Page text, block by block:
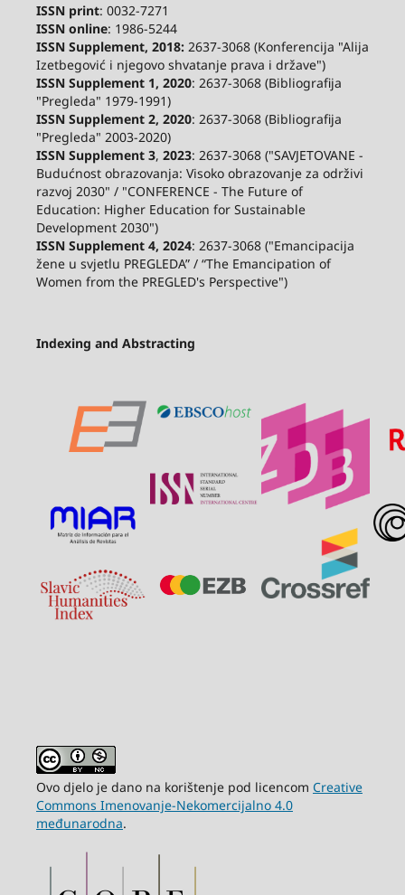
ISSN print: 0032-7271
ISSN online: 1986-5244
ISSN Supplement, 2018:2637-3068 (Konferencija "Alija
Izetbegović i njegovo shvatanje prava i države")
ISSN Supplement 1, 2020: 2637-3068 (Bibliografija
"Pregleda" 1979-1991)
ISSN Supplement 2, 2020: 2637-3068 (Bibliografija
"Pregleda" 2003-2020)
ISSN Supplement 3, 2023: 2637-3068 ("SAVJETOVANE -
Budućnost obrazovanja: Visoko obrazovanje za održivi
razvoj 2030" / "CONFERENCE - The Future of
Education: Higher Education for Sustainable
Development 2030")
ISSN Supplement 4, 2024: 2637-3068 ("Emancipacija
žene u svjetlu PREGLEDA” / “The Emancipation of
Women from the PREGLED's Perspective")
Indexing and Abstracting
Ovo djelo je dano na korištenje pod licencom Creative
Commons Imenovanje-Nekomercijalno 4.0
međunarodna.